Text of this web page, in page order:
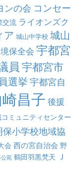
ンの会 コンセー
交流 ライオンズク
ア 城山中学校 城山
保全会 宇都宮
員 宇都宮市
選挙宇都宮自
昌子 後援
ミュニティセンター
保小学校地域協
会 西の宮自治会 野
苑 鶴田羽黒梵天
Ｊ